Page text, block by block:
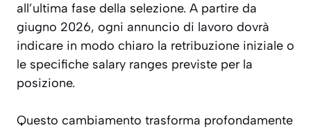
all’ultima fase della selezione. A partire da
giugno 2026, ogni annuncio di lavoro dovrà
indicare in modo chiaro la retribuzione iniziale o
le specifiche salary ranges previste per la
posizione.
Questo cambiamento trasforma profondamente